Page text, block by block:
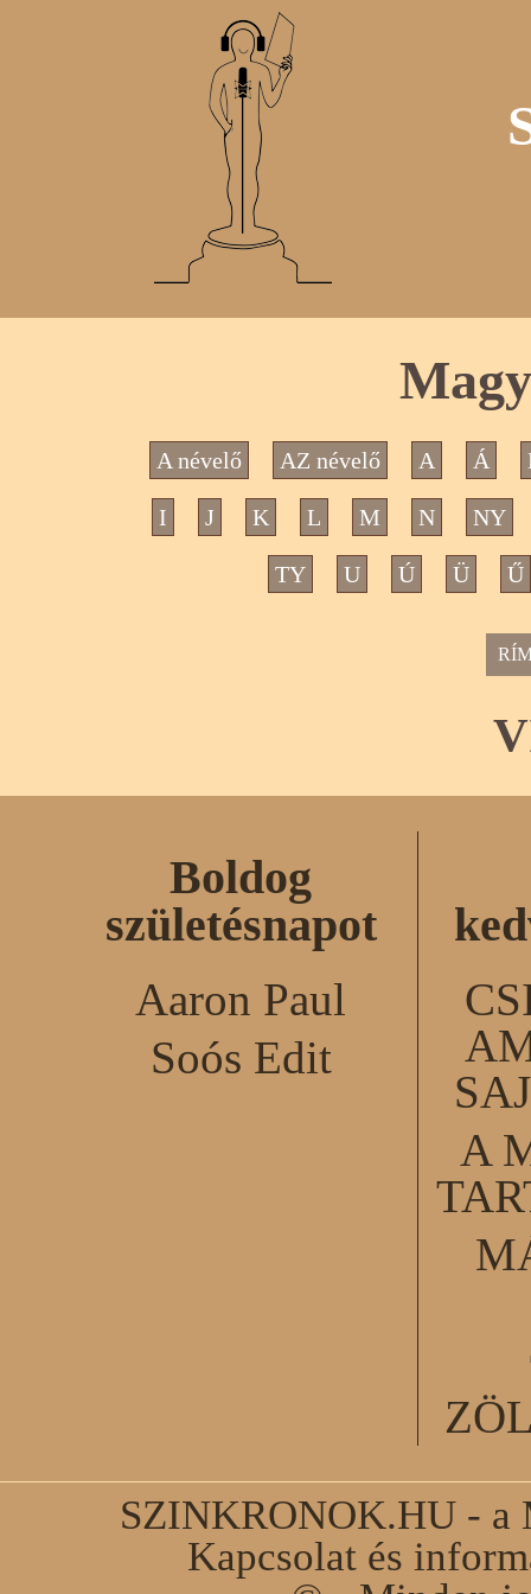
A névelő AZ névelő A Á
I J K L M N NY
TY U Ú Ü Ű
Boldog
születésnapot
Aaron Paul
Soós Edit
A
SZINKRONOK.HU - a
Kapcsolat és